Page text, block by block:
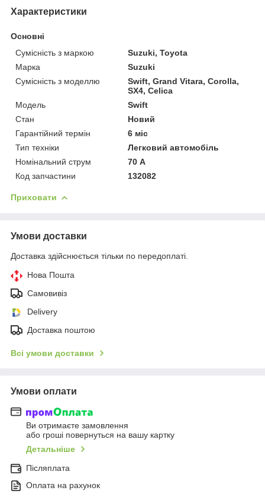
Характеристики
Основні
Сумісність з маркою
Suzuki, Toyota
Марка
Suzuki
Сумісність з моделлю
Swift, Grand Vitara, Corolla,
SX4, Celica
Модель
Swift
Стан
Новий
Гарантійний термін
6 міс
Тип техніки
Легковий автомобіль
Номінальний струм
70 А
Код запчастини
132082
Приховати
Умови доставки
Доставка здійснюється тільки по передоплаті.
Нова Пошта
Самовивіз
Delivery
Доставка поштою
Всі умови доставки
Умови оплати
Ви отримаєте замовлення
або гроші повернуться на вашу картку
Детальніше
Післяплата
Оплата на рахунок